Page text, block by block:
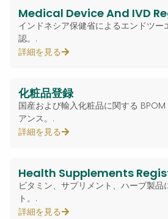
Medical Device And IVD
インドネシア保健省によるエンドツー
認。.
詳細を見る
化粧品登録
国産および輸入化粧品に関する
アンス。.
詳細を見る
Health Supplements
ビタミン、サプリメント、ハーブ製品
ト。.
詳細を見る